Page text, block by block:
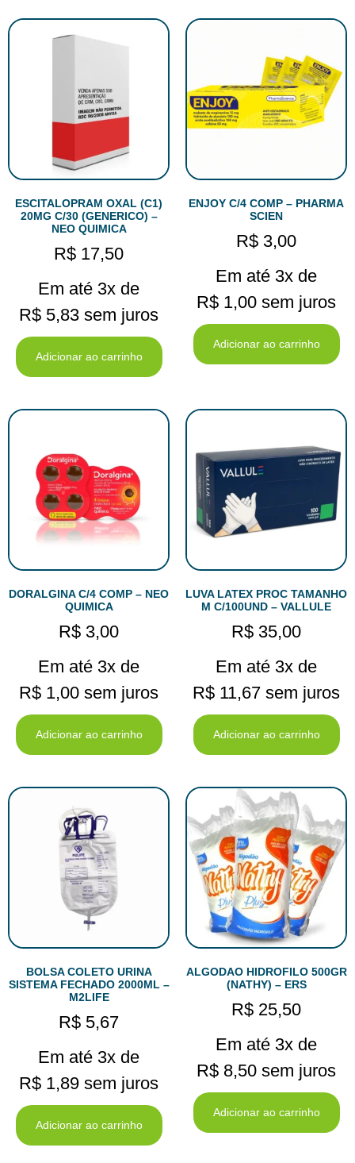
ESCITALOPRAM OXAL (C1)
20MG C/30 (GENERICO) –
NEO QUIMICA
R$ 17,50
Em até 3x de
R$ 5,83 sem juros
Adicionar ao carrinho
ENJOY C/4 COMP – PHARMA
SCIEN
R$ 3,00
Em até 3x de
R$ 1,00 sem juros
Adicionar ao carrinho
DORALGINA C/4 COMP – NEO
QUIMICA
R$ 3,00
Em até 3x de
R$ 1,00 sem juros
Adicionar ao carrinho
LUVA LATEX PROC TAMANHO
M C/100UND – VALLULE
R$ 35,00
Em até 3x de
R$ 11,67 sem juros
Adicionar ao carrinho
BOLSA COLETO URINA
SISTEMA FECHADO 2000ML –
M2LIFE
R$ 5,67
Em até 3x de
R$ 1,89 sem juros
Adicionar ao carrinho
ALGODAO HIDROFILO 500GR
(NATHY) – ERS
R$ 25,50
Em até 3x de
R$ 8,50 sem juros
Adicionar ao carrinho